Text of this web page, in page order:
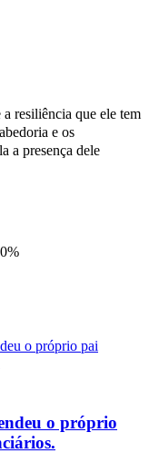
a resiliência que ele tem
e os
a presença dele
0%
o próprio